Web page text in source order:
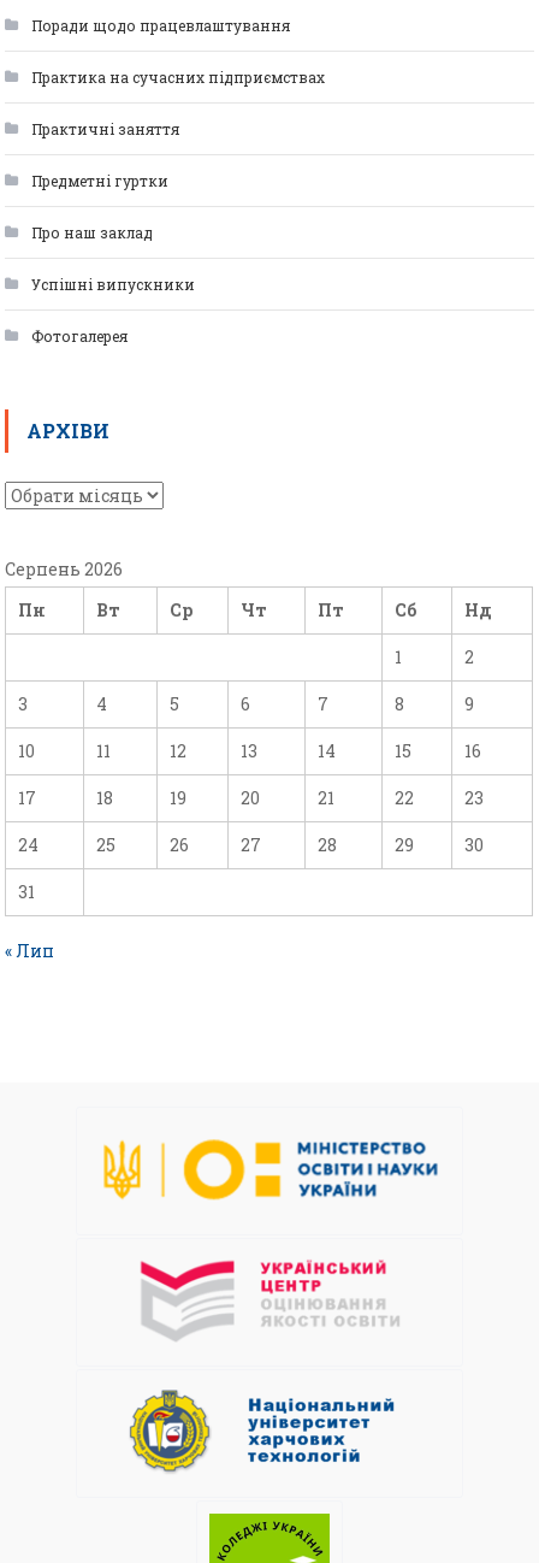
Поради щодо працевлаштування
Практика на сучасних підприємствах
Практичні заняття
Предметні гуртки
Про наш заклад
Успішні випускники
Фотогалерея
АРХІВИ
Серпень 2026
Пн
Вт Ср Чт Пт Сб Нд
1 2
3 4 5 6 7 8 9
10 11 12 13 14 15 16
17 18 19 20 21 22 23
24 25 26 27 28 29 30
31
« Лип